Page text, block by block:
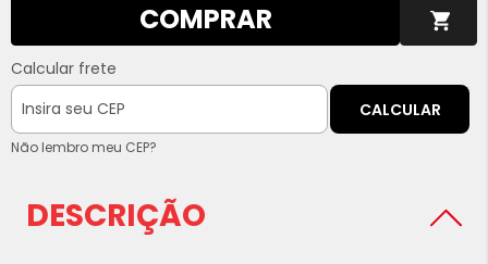
COMPRAR
Calcular frete
CALCULAR
Não lembro meu CEP?
DESCRIÇÃO